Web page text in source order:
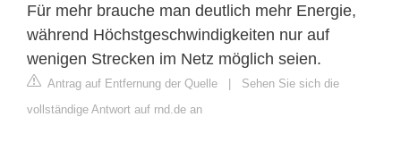
Für mehr brauche man deutlich mehr Energie,
während Höchstgeschwindigkeiten nur auf
wenigen Strecken im Netz möglich seien.
Antrag auf Entfernung der Quelle | Sehen Sie sich die
vollständige Antwort auf rnd.de an